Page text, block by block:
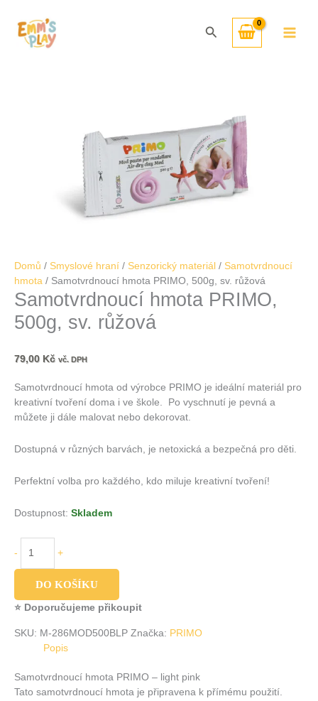
obsah
Hledat
Domů / Smyslové hraní / Senzorický materiál / Samotvrdnoucí
hmota / Samotvrdnoucí hmota PRIMO, 500g, sv. růžová
Samotvrdnoucí hmota PRIMO,
500g, sv. růžová
79,00 Kč vč. DPH
Samotvrdnoucí hmota od výrobce PRIMO je ideální materiál pro
kreativní tvoření doma i ve škole. Po vyschnutí je pevná a
můžete ji dále malovat nebo dekorovat.
Dostupná v různých barvách, je netoxická a bezpečná pro děti.
Perfektní volba pro každého, kdo miluje kreativní tvoření!
Dostupnost: Skladem
-
hmota
PRIMO,
+
DO KOŠÍKU
⭐ Doporučujeme přikoupit
SKU: M-286MOD500BLP Značka: PRIMO
Popis
Samotvrdnoucí hmota PRIMO – light pink
Tato samotvrdnoucí hmota je připravena k přímému použití.